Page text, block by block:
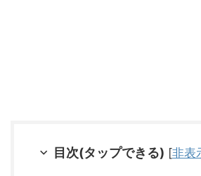
目次(タップできる) [非表